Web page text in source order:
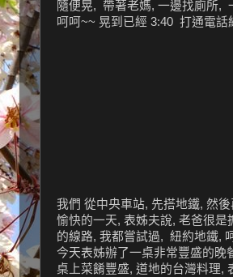
隨便晃, 帶著老媽, 一邊找廁所,
呵呵~~ 晃到已經 3:40 打通電話
我們 從中央車站, 先搭地鐵, 然
愉快的一天, 表姊夫說, 老爸很
的線路, 我都嘗試過, 紐約地鐵,
今天表姊辦了一桌非常豐盛的晚
桌上菜餚豐盛, 道地的台灣料理,